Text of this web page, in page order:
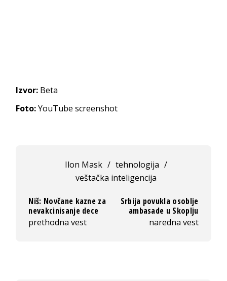
Izvor: Beta
Foto:YouTube screenshot
Ilon Mask / tehnologija /
veštačka inteligencija
Niš: Novčane kazne za
nevakcinisanje dece
prethodna vest
Srbija povukla osoblje
ambasade u Skoplju
naredna vest